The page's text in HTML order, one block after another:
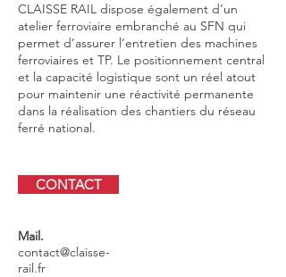
CLAISSE RAIL dispose également d’un
atelier ferroviaire embranché au SFN qui
permet d’assurer l’entretien des machines
ferroviaires et TP. Le positionnement central
et la capacité logistique sont un réel atout
pour maintenir une réactivité permanente
dans la réalisation des chantiers du réseau
ferré national.
CONTACT
Mail.
contact@claisse-
rail.fr